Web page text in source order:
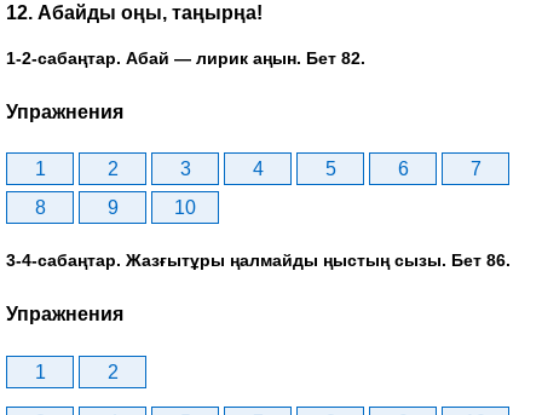
12. Абайды оңы, таңырңа!
1-2-сабаңтар. Абай — лирик аңын. Бет 82.
Упражнения
1 2 3 4 5 6
7
8
9 10
3-4-сабаңтар. Жазғытұры ңалмайды ңыстың сызы. Бет 86.
Упражнения
1 2